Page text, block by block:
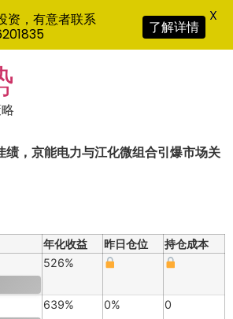
绩，京能电力与江化微组合引爆市场关
年化收益 昨日仓位 持仓成本
526%
639% 0% 0
资，有意者联系
了解详情
X